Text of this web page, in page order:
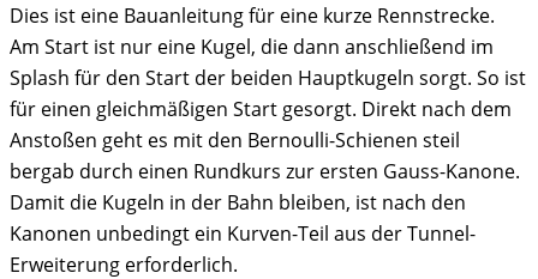
Dies ist eine Bauanleitung für eine kurze Rennstrecke.
Am Start ist nur eine Kugel, die dann anschließend im
Splash für den Start der beiden Hauptkugeln sorgt. So ist
für einen gleichmäßigen Start gesorgt. Direkt nach dem
Anstoßen geht es mit den Bernoulli-Schienen steil
bergab durch einen Rundkurs zur ersten Gauss-Kanone.
Damit die Kugeln in der Bahn bleiben, ist nach den
Kanonen unbedingt ein Kurven-Teil aus der Tunnel-
Erweiterung erforderlich.